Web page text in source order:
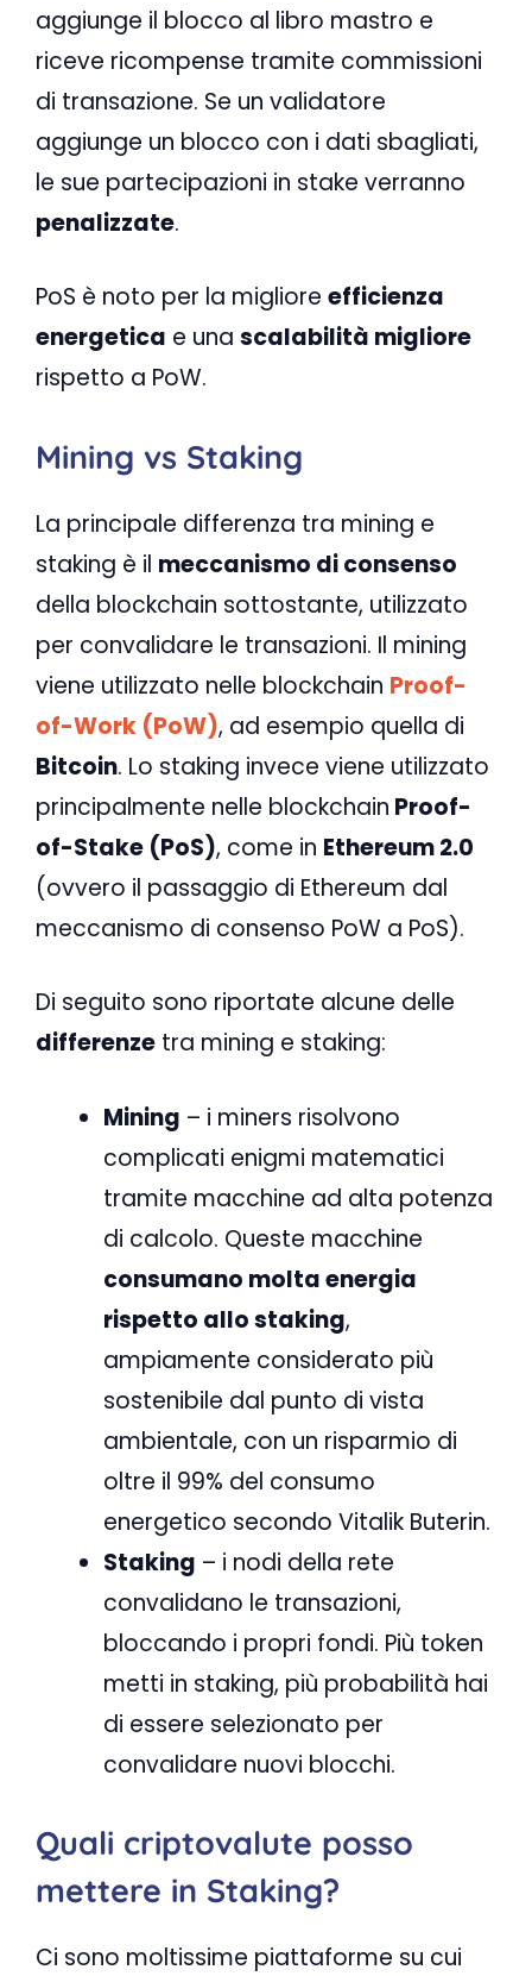
aggiunge il blocco al libro mastro e
riceve ricompense tramite commissioni
di transazione. Se un validatore
aggiunge un blocco con i dati sbagliati,
le sue partecipazioni in stake verranno
penalizzate.
PoS è noto per la migliore efficienza
energetica e una scalabilità migliore
rispetto a PoW.
Mining vs Staking
La principale differenza tra mining e
staking è il meccanismo di consenso
della blockchain sottostante, utilizzato
per convalidare le transazioni. Il mining
viene utilizzato nelle blockchain Proof-
of-Work (PoW), ad esempio quella di
Bitcoin. Lo staking invece viene utilizzato
principalmente nelle blockchain Proof-
of-Stake (PoS), come in Ethereum 2.0
(ovvero il passaggio di Ethereum dal
meccanismo di consenso PoW a PoS).
Di seguito sono riportate alcune delle
differenze tra mining e staking:
Mining – i miners risolvono
complicati enigmi matematici
tramite macchine ad alta potenza
di calcolo. Queste macchine
consumano molta energia
rispetto allo staking,
ampiamente considerato più
sostenibile dal punto di vista
ambientale, con un risparmio di
oltre il 99% del consumo
energetico secondo Vitalik Buterin.
Staking – i nodi della rete
convalidano le transazioni,
bloccando i propri fondi. Più token
metti in staking, più probabilità hai
di essere selezionato per
convalidare nuovi blocchi.
Quali criptovalute posso
mettere in Staking?
Ci sono moltissime piattaforme su cui